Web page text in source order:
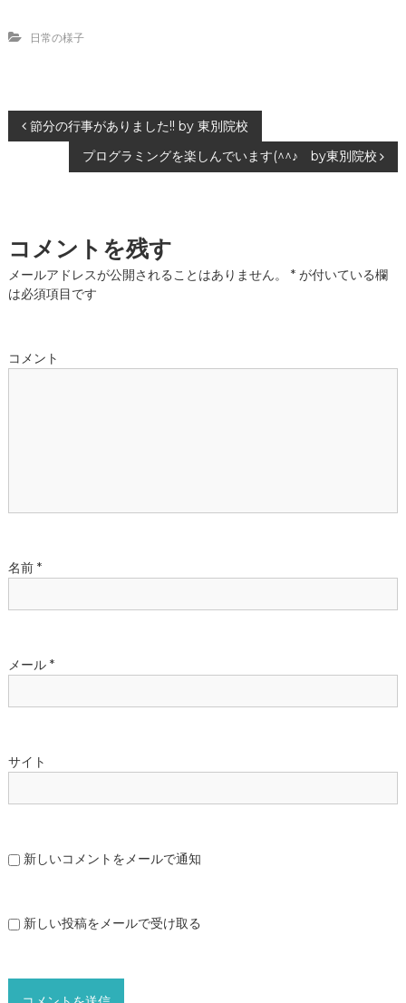
日常の様子
投
ビ
ゲ
シ
節分の行事がありました!! by 東別院校
プログラミングを楽しんでいます(^^♪ by東別院校
コメントを残す
メールアドレスが公開されることはありません。 *が付いている欄
は必須項目です
コメント
名前 *
メール *
サイト
新しいコメントをメールで通知
新しい投稿をメールで受け取る